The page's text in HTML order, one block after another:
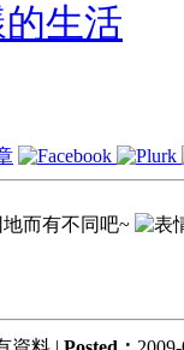
生活
而有不同吧~